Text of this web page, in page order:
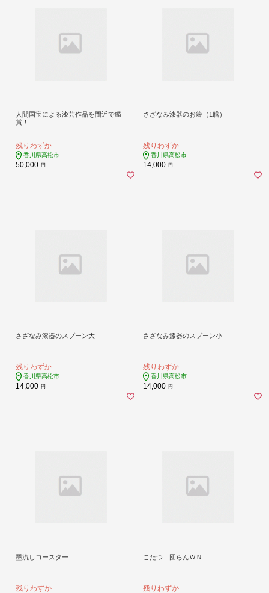
人間国宝による漆芸作品を間近で鑑
賞！
残りわずか
香川県高松市
50,000 円
さざなみ漆器のお箸（1膳）
残りわずか
香川県高松市
14,000 円
さざなみ漆器のスプーン大
残りわずか
香川県高松市
14,000 円
さざなみ漆器のスプーン小
残りわずか
香川県高松市
14,000 円
墨流しコースター
残りわずか
こたつ 団らんＷＮ
残りわずか